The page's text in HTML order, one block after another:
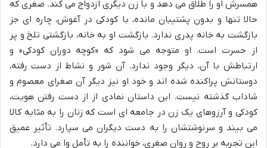
همسرش او را طلاق می دهد و با زن دیگری ازدواج می کند. صغری که
حالا تنها و بدون پشتیبان مانده، با کودکی در آغوش، چاره ای جز
بازگشت به خانه پدری ندارد. بازگشت او به خانه، بازگشتی تلخ و پر
از حسرت است. او متوجه می شود که «کوچه دوران کودکی» و
ارتباطش با آن، دیگر وجود ندارد. آن شور و نشاط از دست رفته،
دوستانش پراکنده شده اند و خود او نیز دیگر آن صغرای معصوم و
شاداب گذشته نیست. این داستان نمادی از از دست رفتن هویت،
کودکی و آرزوهای یک زن در جامعه ای است که زنان را به مثابه کالا
می بیند و سرنوشتشان را به دست دیگران می سپارد. تأثیر عمیق
این تجربه بر روح و روان صغری، خواننده را به تأمل وا می دارد.